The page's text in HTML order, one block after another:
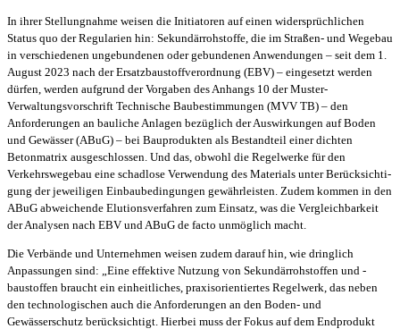
In ihrer Stellungnahme weisen die Initiatoren auf einen widersprüchlichen
Status quo der Regularien hin: Sekundärrohstoffe, die im Straßen- und Wegebau
in verschiedenen ungebun­denen oder gebundenen Anwendungen – seit dem 1.
August 2023 nach der Ersatzbaustoff­verordnung (EBV) – eingesetzt werden
dürfen, werden aufgrund der Vorgaben des Anhangs 10 der Muster-
Verwaltungsvorschrift Technische Baubestimmungen (MVV TB) – den
Anforderungen an bauliche Anlagen bezüglich der Auswirkungen auf Boden
und Gewässer (ABuG) – bei Baupro­dukten als Bestandteil einer dichten
Betonmatrix ausgeschlossen. Und das, obwohl die Regel­werke für den
Verkehrswegebau eine schadlose Verwendung des Materials unter Berücksichti­
gung der jeweiligen Einbaubedingungen gewährleisten. Zudem kommen in den
ABuG ab­weichende Elutionsverfahren zum Einsatz, was die Vergleichbarkeit
der Analysen nach EBV und ABuG de facto unmöglich macht.
Die Verbände und Unternehmen weisen zudem darauf hin, wie dringlich
Anpassungen sind: „Eine effektive Nutzung von Sekundärrohstoffen und -
baustoffen braucht ein einheitliches, praxis­orientiertes Regelwerk, das neben
den technologischen auch die Anforderungen an den Boden- und
Gewässerschutz berücksichtigt. Hierbei muss der Fokus auf dem Endprodukt